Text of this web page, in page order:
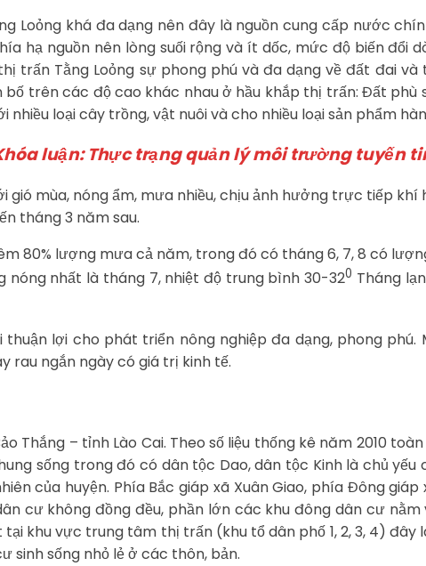
Loỏng khá đa dạng nên đây là nguồn cung cấp nước
hạ nguồn nên lòng suối rộng và ít dốc, mức độ biến đổi
trấn Tằng Loỏng sự phong phú và đa dạng về đất đai và
trên các độ cao khác nhau ở hầu khắp thị trấn: Đất phù
loại cây trồng, vật nuôi và cho nhiều loại sản phẩm
luận: Thực trạng quản lý môi trường tuyến
gió mùa, nóng ẩm, mưa nhiều, chịu ảnh hưởng trực tiếp
tháng 3 năm sau.
80% lượng mưa cả năm, trong đó có tháng 6, 7, 8 có
nóng nhất là tháng 7, nhiệt độ trung bình 30-320 Tháng
lợi cho phát triển nông nghiệp đa dạng, phong phú.
rau ngắn ngày có giá trị kinh tế.
Thắng – tỉnh Lào Cai. Theo số liệu thống kê năm 2010
sống trong đó có dân tộc Dao, dân tộc Kinh là chủ yếu
của huyện. Phía Bắc giáp xã Xuân Giao, phía Đông giáp
cư không đồng đều, phần lớn các khu đông dân cư
khu vực trung tâm thị trấn (khu tổ dân phố 1, 2, 3, 4) đây
sinh sống nhỏ lẻ ở các thôn, bản.